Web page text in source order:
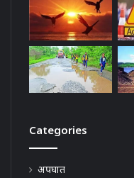
Categories
अपघात